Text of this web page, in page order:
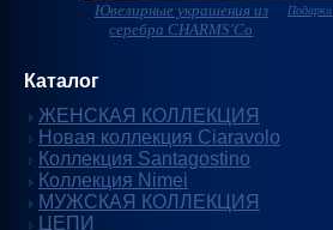
Ювелирные украшения из
серебра CHARMS'Co
Подарки
Каталог
ЖЕНСКАЯ КОЛЛЕКЦИЯ
Новая коллекция Ciaravolo
Коллекция Santagostino
Коллекция Nimei
МУЖСКАЯ КОЛЛЕКЦИЯ
ЦЕПИ